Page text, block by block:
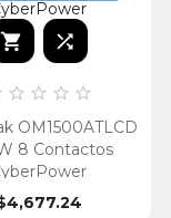
 
   
OM1500ATLCD
8 Contactos